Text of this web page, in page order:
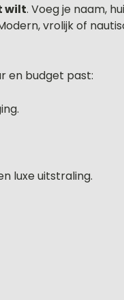
wilt. Voeg je naam,
vrolijk of
en budget past:
luxe uitstraling.